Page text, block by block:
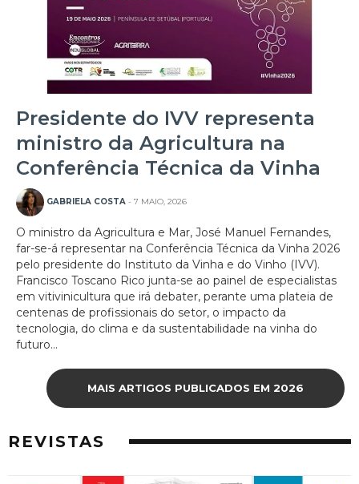
Presidente do IVV representa
ministro da Agricultura na
Conferência Técnica da Vinha
GABRIELA COSTA - 7 MAIO, 2026
O ministro da Agricultura e Mar, José Manuel Fernandes,
far-se-á representar na Conferência Técnica da Vinha 2026
pelo presidente do Instituto da Vinha e do Vinho (IVV).
Francisco Toscano Rico junta-se ao painel de especialistas
em vitivinicultura que irá debater, perante uma plateia de
centenas de profissionais do setor, o impacto da
tecnologia, do clima e da sustentabilidade na vinha do
futuro...
MAIS ARTIGOS PUBLICADOS EM 2026
REVISTAS